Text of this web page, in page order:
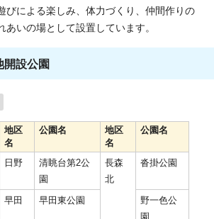
びによる楽しみ、体力づくり、仲間作りの
あいの場として設置しています。
設公園
地区
名
公園名
地区
名
公園名
日野
清眺台第2公
園
長森
北
沓掛公園
早田 早田東公園
野一色公
園